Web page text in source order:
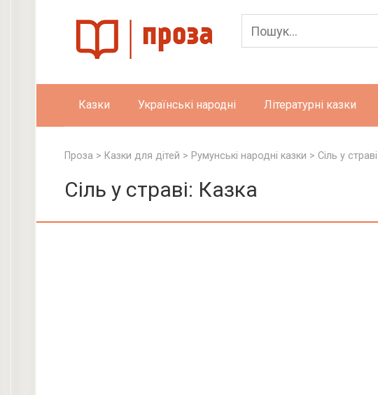
Казки Українські народні Літературні казки
Проза > Казки для дітей > Румунські народні казки > Сіль у страві
Сіль у страві: Казка